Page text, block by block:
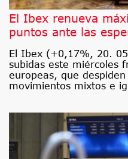
El Ibex renueva
puntos ante las
El Ibex (+0,17%, 20.
subidas este miércoles
europeas, que
movimientos mixtos e